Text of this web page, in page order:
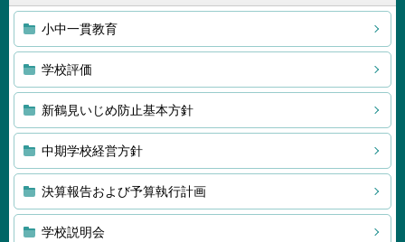
小中一貫教育
学校評価
新鶴見いじめ防止基本方針
中期学校経営方針
決算報告および予算執行計画
学校説明会